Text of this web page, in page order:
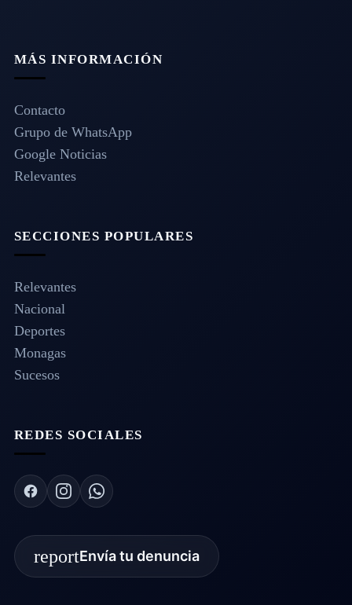
MÁS INFORMACIÓN
Contacto
Grupo de WhatsApp
Google Noticias
Relevantes
SECCIONES POPULARES
Relevantes
Nacional
Deportes
Monagas
Sucesos
REDES SOCIALES
reportEnvía tu denuncia